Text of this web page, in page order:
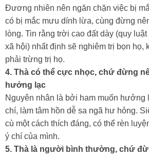
Đương nhiên nên ngăn chặn việc bị
có bị mắc mưu dính lừa, cùng đừng
lòng. Tin rằng trời cao đất dày (quy
xã hội) nhất định sẽ nghiêm trị bọn họ,
phải trừng trị họ.
4. Thà có thể cực nhọc, chứ đừng
hưởng lạc
Nguyên nhân là bởi ham muốn hưởng
chí, làm tâm hồn dễ sa ngã hư hỏng.
cù một cách thích đáng, có thể rèn
ý chí của mình.
5. Thà là người bình thường, chứ